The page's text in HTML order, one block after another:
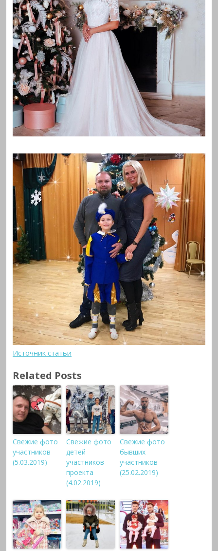
Источник статьи
Related Posts
Свежие фото
участников
(5.03.2019)
Свежие фото
детей
участников
проекта
(4.02.2019)
Свежие фото
бывших
участников
(25.02.2019)